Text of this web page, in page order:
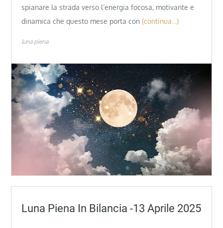
spianare la strada verso l’energia focosa, motivante e
dinamica che questo mese porta con (continua…)
luna piena
Luna Piena In Bilancia -13 Aprile 2025